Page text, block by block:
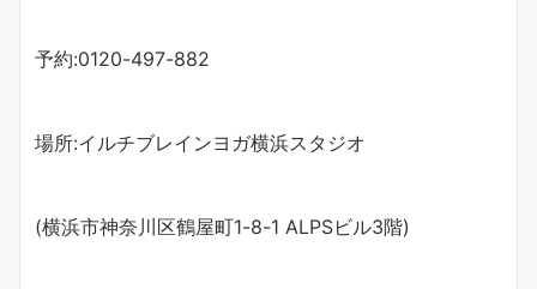
予約:0120-497-882
場所:イルチブレインヨガ横浜スタジオ
(横浜市神奈川区鶴屋町1-8-1 ALPSビル3階)